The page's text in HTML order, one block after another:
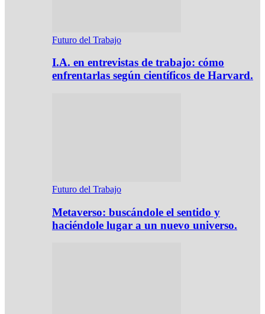
Futuro del Trabajo
I.A. en entrevistas de trabajo: cómo
enfrentarlas según científicos de Harvard.
Futuro del Trabajo
Metaverso: buscándole el sentido y
haciéndole lugar a un nuevo universo.